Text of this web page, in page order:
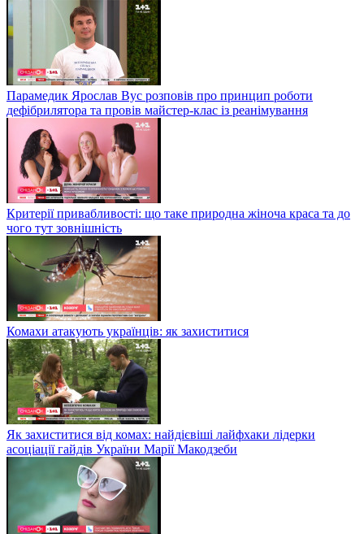
Парамедик Ярослав Вус розповів про принцип роботи
дефібрилятора та провів майстер-клас із реанімування
Критерії привабливості: що таке природна жіноча краса та до
чого тут зовнішність
Комахи атакують українців: як захиститися
Як захиститися від комах: найдієвіші лайфхаки лідерки
асоціації гайдів України Марії Макодзеби